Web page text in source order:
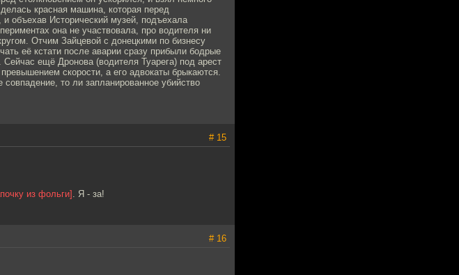
красная машина, которая перед
объехав Исторический музей, подъехала
она не участвовала, про водителя ни
Отчим Зайцевой с донецкими по бизнесу
её кстати после аварии сразу прибыли бодрые
ещё Дронова (водителя Туарега) под арест
скорости, а его адвокаты брыкаются.
то ли запланированное убийство
# 15
из фольги] . Я - за!
# 16